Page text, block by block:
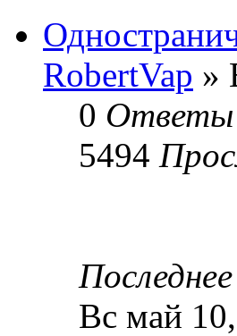
RobertVap »
0 Ответы
5494
Вс май